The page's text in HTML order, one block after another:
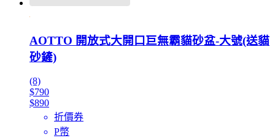
AOTTO 開放式大開口巨無霸貓砂盆-大號(送貓
砂鏟)
(8)
$790
$890
折價券
P幣